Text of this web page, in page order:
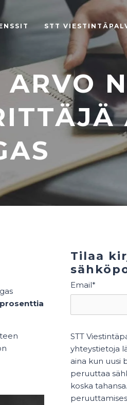
STT
Tilaa
Email*
STT
yhteystietoja
aina kun uusi
peruuttaa
koska